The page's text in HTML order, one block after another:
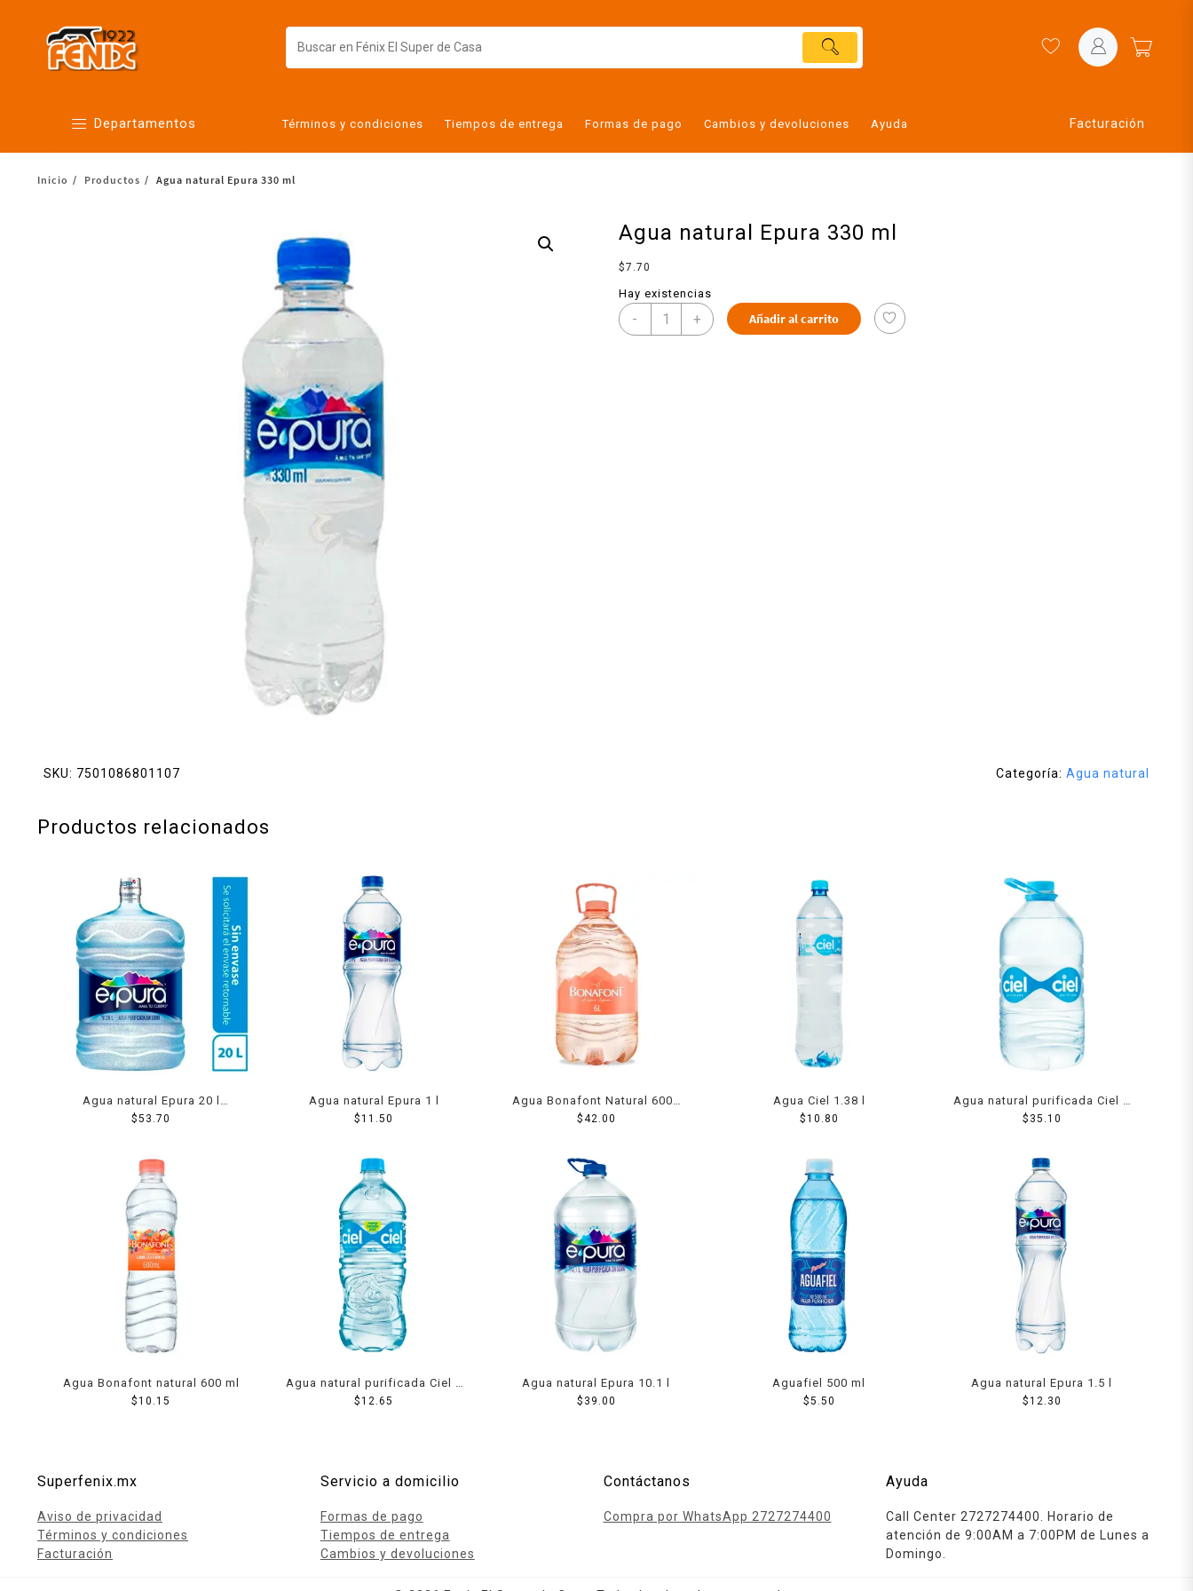
Departamentos
Alimentos
Términos y condiciones Tiempos de entrega Formas de pago Cambios y devoluciones Ayuda Facturación
Inicio Productos Agua natural Epura 330 ml
Agua natural Epura 330 ml
$7.70
Hay existencias
- + Añadir al carrito
SKU: 7501086801107 Categoría: Agua natural
Productos relacionados
Agua natural Epura 20 l
únicamente líquido
$53.70
Agua natural Epura 1 l
$11.50
Agua Bonafont Natural 6000
Ml
$42.00
Agua Ciel 1.38 l
$10.80
Agua natural purificada Ciel 5
l
$ 35.10
Agua Bonafont natural 600 ml
$10.15
Agua natural purificada Ciel 1
l
$12.65
Agua natural Epura 10.1 l
$ 39.00
Aguafiel 500 ml
$5.50
Agua natural Epura 1.5 l
$12.30
Superfenix.mx
Aviso de privacidad
Términos y condiciones
Facturación
Servicio a domicilio
Formas de pago
Tiempos de entrega
Cambios y devoluciones
Contáctanos
Compra por WhatsApp 2727274400
Ayuda
Call Center 2727274400. Horario de
atención de 9:00AM a 7:00PM de Lunes a
Domingo.